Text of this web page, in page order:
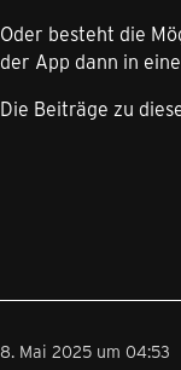
Oder besteht die
der App dann in
Die Beiträge zu
8. Mai 2025 um 04:53